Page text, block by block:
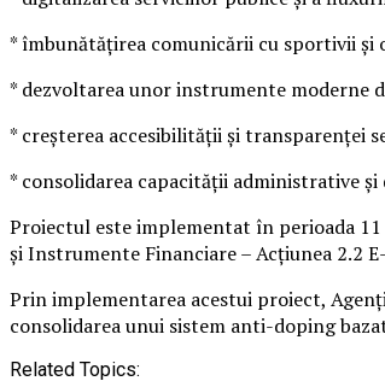
* îmbunătățirea comunicării cu sportivii și
* dezvoltarea unor instrumente moderne
* creșterea accesibilității și transparenței
* consolidarea capacității administrative
Proiectul este implementat în perioada
și Instrumente Financiare – Acțiunea 2.2
Prin implementarea acestui proiect,
consolidarea unui sistem anti-doping
Related Topics: